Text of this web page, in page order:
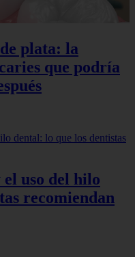
plata: la
que podría
uso del hilo
recomiendan